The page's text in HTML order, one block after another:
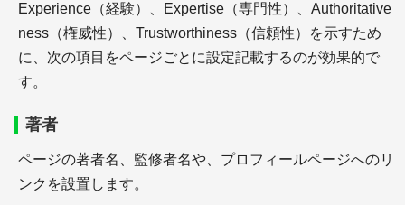
＋引用文献・参考文献と本文との関連付け
Experience（経験）、Expertise（専門性）、Authoritative
ness（権威性）、Trustworthiness（信頼性）を示すため
に、次の項目をページごとに設定記載するのが効果的で
す。
著者
ページの著者名、監修者名や、プロフィールページへのリ
ンクを設置します。